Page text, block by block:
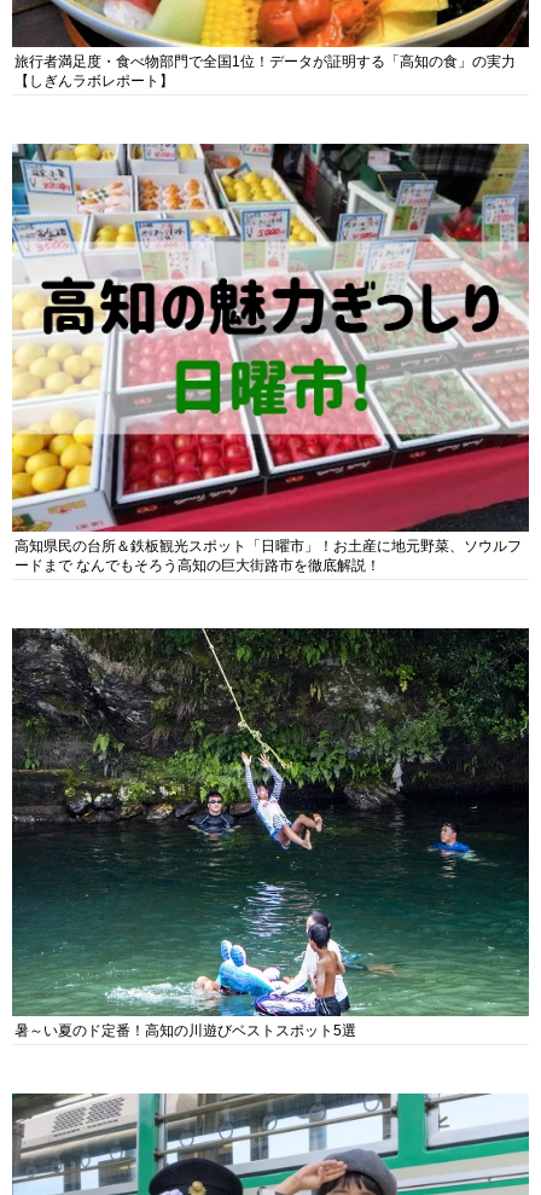
旅行者満足度・食べ物部門で全国1位！データが証明する「高知の食」の実力
【しぎんラボレポート】
高知県民の台所＆鉄板観光スポット「日曜市」！お土産に地元野菜、ソウルフ
ードまで なんでもそろう高知の巨大街路市を徹底解説！
暑～い夏のド定番！高知の川遊びベストスポット5選